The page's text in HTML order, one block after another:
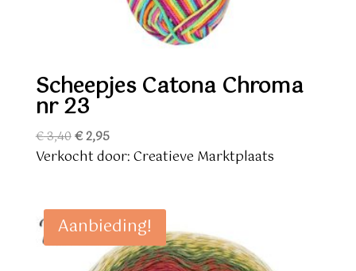
Scheepjes Catona Chroma
nr 23
€3,40Oorspronkelijke
prijs
€2,95Huidige
prijs
Verkocht door: Creatieve Marktplaats
Aanbieding!